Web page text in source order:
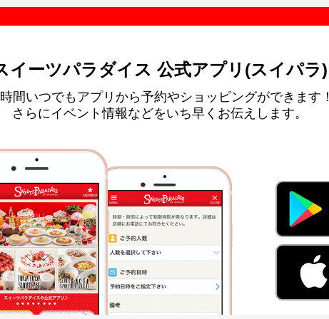
イーツパラダイス 公式アプリ(スイパラ)
間いつでもアプリから予約やショッピングができます！
さらにイベント情報などをいち早くお伝えします。